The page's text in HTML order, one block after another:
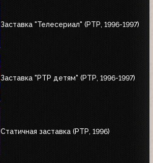
Заставка "Телесериал" (РТР, 1996-1997)
Заставка "РТР детям" (РТР, 1996-1997)
Статичная заставка (РТР, 1996)